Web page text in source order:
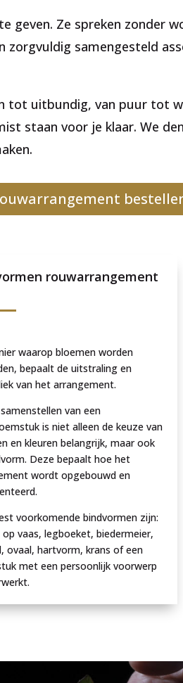
geven. Ze spreken zonder
zorgvuldig samengesteld
tot uitbundig, van puur tot
staan voor je klaar. We
rouwarrangement
waarop bloemen worden
bepaalt de uitstraling en
van het arrangement.
van een
is niet alleen de keuze van
en kleuren belangrijk, maar ook
Deze bepaalt hoe het
wordt opgebouwd en
voorkomende bindvormen zijn:
vaas, legboeket, biedermeier,
ovaal, hartvorm, krans of een
met een persoonlijk voorwerp